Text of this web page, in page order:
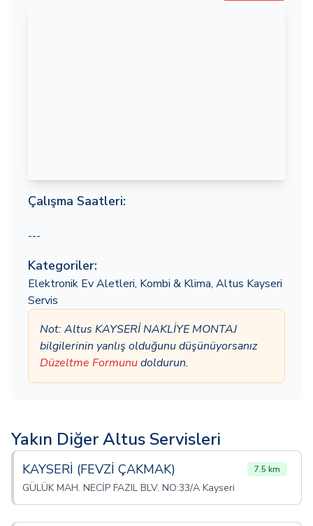
Çalışma Saatleri:
---
Kategoriler:
Elektronik Ev Aletleri, Kombi & Klima, Altus Kayseri
Servis
Not: Altus KAYSERİ NAKLİYE MONTAJ
bilgilerinin yanlış olduğunu düşünüyorsanız
Düzeltme Formunudoldurun.
Yakın Diğer Altus Servisleri
KAYSERİ (FEVZİ ÇAKMAK) 7.5 km
GÜLÜK MAH. NECİP FAZIL BLV. NO:33/A Kayseri